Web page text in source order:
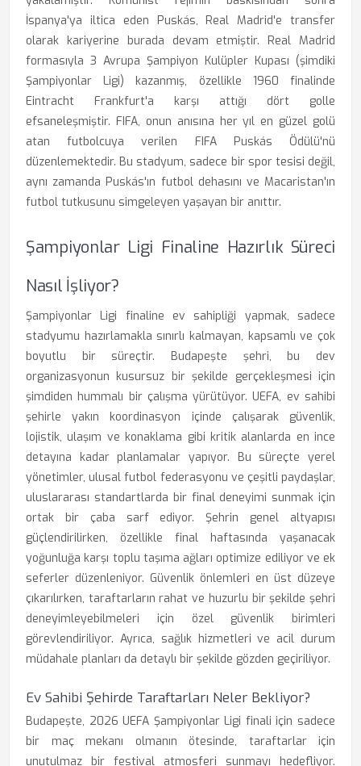
İspanya'ya iltica eden Puskás, Real Madrid'e transfer
olarak kariyerine burada devam etmiştir. Real Madrid
formasıyla 3 Avrupa Şampiyon Kulüpler Kupası (şimdiki
Şampiyonlar Ligi) kazanmış, özellikle 1960 finalinde
Eintracht Frankfurt'a karşı attığı dört golle
efsaneleşmiştir. FIFA, onun anısına her yıl en güzel golü
atan futbolcuya verilen FIFA Puskás Ödülü'nü
düzenlemektedir. Bu stadyum, sadece bir spor tesisi değil,
aynı zamanda Puskás'ın futbol dehasını ve Macaristan'ın
futbol tutkusunu simgeleyen yaşayan bir anıttır.
Şampiyonlar Ligi Finaline Hazırlık Süreci
Nasıl İşliyor?
Şampiyonlar Ligi finaline ev sahipliği yapmak, sadece
stadyumu hazırlamakla sınırlı kalmayan, kapsamlı ve çok
boyutlu bir süreçtir. Budapeşte şehri, bu dev
organizasyonun kusursuz bir şekilde gerçekleşmesi için
şimdiden hummalı bir çalışma yürütüyor. UEFA, ev sahibi
şehirle yakın koordinasyon içinde çalışarak güvenlik,
lojistik, ulaşım ve konaklama gibi kritik alanlarda en ince
detayına kadar planlamalar yapıyor. Bu süreçte yerel
yönetimler, ulusal futbol federasyonu ve çeşitli paydaşlar,
uluslararası standartlarda bir final deneyimi sunmak için
ortak bir çaba sarf ediyor. Şehrin genel altyapısı
güçlendirilirken, özellikle final haftasında yaşanacak
yoğunluğa karşı toplu taşıma ağları optimize ediliyor ve ek
seferler düzenleniyor. Güvenlik önlemleri en üst düzeye
çıkarılırken, taraftarların rahat ve huzurlu bir şekilde şehri
deneyimleyebilmeleri için özel güvenlik birimleri
görevlendiriliyor. Ayrıca, sağlık hizmetleri ve acil durum
müdahale planları da detaylı bir şekilde gözden geçiriliyor.
Ev Sahibi Şehirde Taraftarları Neler Bekliyor?
Budapeşte, 2026 UEFA Şampiyonlar Ligi finali için sadece
bir maç mekanı olmanın ötesinde, taraftarlar için
unutulmaz bir festival atmosferi sunmayı hedefliyor.